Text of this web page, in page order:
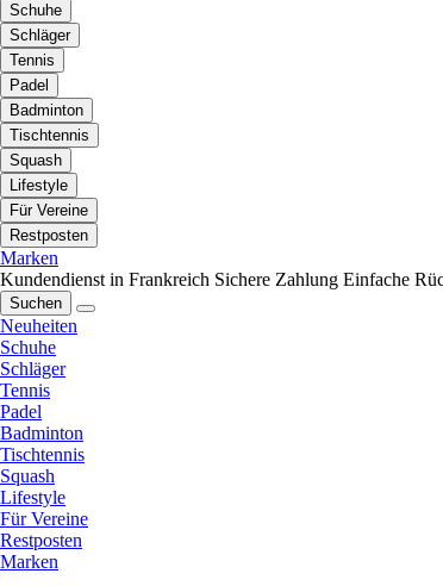
Schuhe
Schläger
Tennis
Padel
Badminton
Tischtennis
Squash
Lifestyle
Für Vereine
Restposten
Marken
Kundendienst in Frankreich Sichere Zahlung Einfache
Suchen
Neuheiten
Schuhe
Schläger
Tennis
Padel
Badminton
Tischtennis
Squash
Lifestyle
Für Vereine
Restposten
Marken